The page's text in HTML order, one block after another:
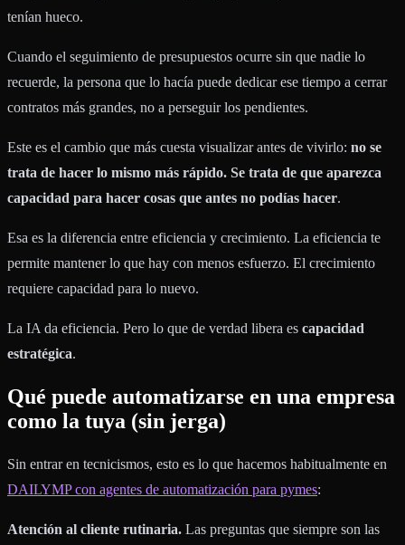
tenían hueco.
Cuando el seguimiento de presupuestos ocurre sin que nadie lo
recuerde, la persona que lo hacía puede dedicar ese tiempo a cerrar
contratos más grandes, no a perseguir los pendientes.
Este es el cambio que más cuesta visualizar antes de vivirlo: no se
trata de hacer lo mismo más rápido. Se trata de que aparezca
capacidad para hacer cosas que antes no podías hacer.
Esa es la diferencia entre eficiencia y crecimiento. La eficiencia te
permite mantener lo que hay con menos esfuerzo. El crecimiento
requiere capacidad para lo nuevo.
La IA da eficiencia. Pero lo que de verdad libera es capacidad
estratégica.
Qué puede automatizarse en una empresa
como la tuya (sin jerga)
Sin entrar en tecnicismos, esto es lo que hacemos habitualmente en
DAILYMP con agentes de automatización para pymes:
Atención al cliente rutinaria. Las preguntas que siempre son las